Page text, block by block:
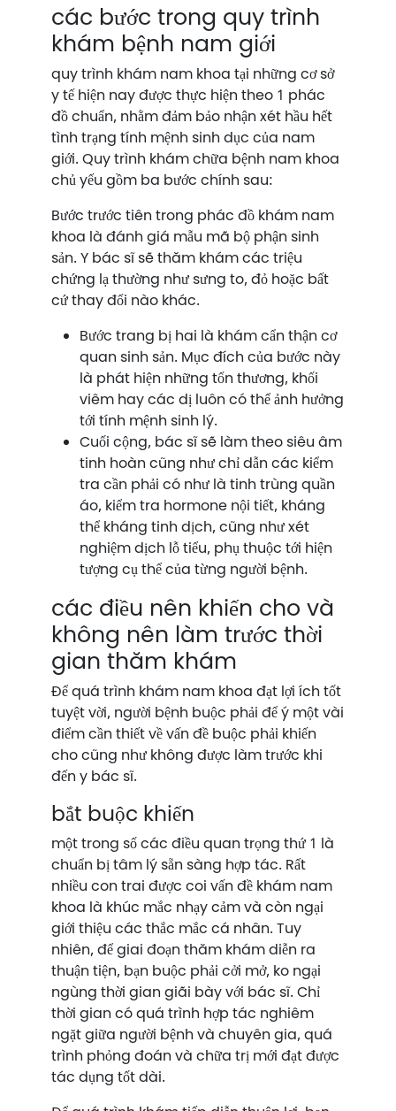
các bước trong quy trình
khám bệnh nam giới
quy trình khám nam khoa tại những cơ sở
y tế hiện nay được thực hiện theo 1 phác
đồ chuẩn, nhằm đảm bảo nhận xét hầu hết
tình trạng tính mệnh sinh dục của nam
giới. Quy trình khám chữa bệnh nam khoa
chủ yếu gồm ba bước chính sau:
Bước trước tiên trong phác đồ khám nam
khoa là đánh giá mẫu mã bộ phận sinh
sản. Y bác sĩ sẽ thăm khám các triệu
chứng lạ thường như sưng to, đỏ hoặc bất
cứ thay đổi nào khác.
Bước trang bị hai là khám cẩn thận cơ
quan sinh sản. Mục đích của bước này
là phát hiện những tổn thương, khối
viêm hay các dị luôn có thể ảnh hưởng
tới tính mệnh sinh lý.
Cuối cộng, bác sĩ sẽ làm theo siêu âm
tinh hoàn cũng như chỉ dẫn các kiểm
tra cần phải có như là tinh trùng quần
áo, kiểm tra hormone nội tiết, kháng
thể kháng tinh dịch, cũng như xét
nghiệm dịch lỗ tiểu, phụ thuộc tới hiện
tượng cụ thể của từng người bệnh.
các điều nên khiến cho và
không nên làm trước thời
gian thăm khám
Để quá trình khám nam khoa đạt lợi ích tốt
tuyệt vời, người bệnh buộc phải để ý một vài
điểm cần thiết về vấn đề buộc phải khiến
cho cũng như không được làm trước khi
đến y bác sĩ.
bắt buộc khiến
một trong số các điều quan trọng thứ 1 là
chuẩn bị tâm lý sẵn sàng hợp tác. Rất
nhiều con trai được coi vấn đề khám nam
khoa là khúc mắc nhạy cảm và còn ngại
giới thiệu các thắc mắc cá nhân. Tuy
nhiên, để giai đoạn thăm khám diễn ra
thuận tiện, bạn buộc phải cởi mở, ko ngại
ngùng thời gian giãi bày với bác sĩ. Chỉ
thời gian có quá trình hợp tác nghiêm
ngặt giữa người bệnh và chuyên gia, quá
trình phỏng đoán và chữa trị mới đạt được
tác dụng tốt dài.